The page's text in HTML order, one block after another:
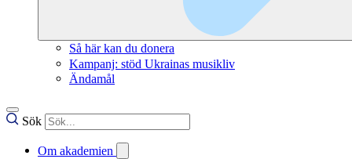
Så här kan du donera
Kampanj: stöd Ukrainas musikliv
Ändamål
Sök
Om akademien